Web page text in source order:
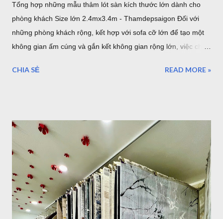
Tổng hợp những mẫu thảm lót sàn kích thước lớn dành cho
phòng khách Size lớn 2.4mx3.4m - Thamdepsaigon Đối với
những phòng khách rộng, kết hợp với sofa cỡ lớn để tạo một
không gian ấm cúng và gắn kết không gian rộng lớn, việc chọn
chiều dài 3.4m sẽ làm cho những thiết bị nội thất liền mạch,
kinh tế. Chính vì vậy, việc lựa chọn những bộ Thảm trải sàn -
Thảm lót sàn cho ghế sofa có kích thước lớn cho phòng khách
rộng. Đòi hỏi phải mang lại vẻ đẹp cho căn phòng, còn một
điều hết sức quan trọng đó chính là mang lại đẳng cấp thật sự
của chủ nhân. Mẫu thảm lót sàn cỡ lớn cho phòng khách
phòng ăn - Thảm Lông Xù -Thổ Nhĩ Kỳ kích thước 2,4mx3,4m
Mẫu thảm sofa phòng khách lớn mã F0003 . Xám trắng trọng
CHIA SẺ READ MORE »